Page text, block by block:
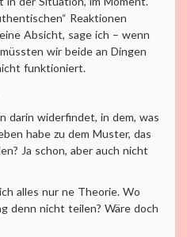
Reaktionen
Absicht, sage ich – wenn
wir beide an Dingen
funktioniert.
darin widerfindet, in dem, was
habe zu dem Muster, das
Ja schon, aber auch nicht
alles nur ne Theorie. Wo
denn nicht teilen? Wäre doch